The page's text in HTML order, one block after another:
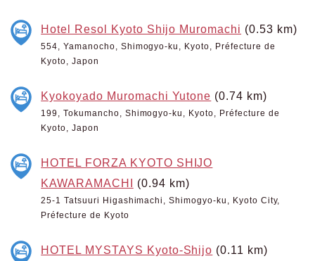
Hotel Resol Kyoto Shijo Muromachi (0.53 km)
554, Yamanocho, Shimogyo-ku, Kyoto, Préfecture de
Kyoto, Japon
Kyokoyado Muromachi Yutone (0.74 km)
199, Tokumancho, Shimogyo-ku, Kyoto, Préfecture de
Kyoto, Japon
HOTEL FORZA KYOTO SHIJO
KAWARAMACHI (0.94 km)
25-1 Tatsuuri Higashimachi, Shimogyo-ku, Kyoto City,
Préfecture de Kyoto
HOTEL MYSTAYS Kyoto-Shijo (0.11 km)